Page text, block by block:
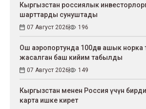
Кыргызстан россиялык
шарттарды сунуштады
07 Август 2026 196
Ош аэропортунда 100дөн ашык норка
жасалган баш кийим табылды
07 Август 2026 149
Кыргызстан менен Россия үчүн
карта ишке кирет